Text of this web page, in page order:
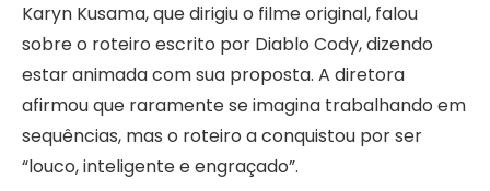
Karyn Kusama, que dirigiu o filme original, falou
sobre o roteiro escrito por Diablo Cody, dizendo
estar animada com sua proposta. A diretora
afirmou que raramente se imagina trabalhando em
sequências, mas o roteiro a conquistou por ser
“louco, inteligente e engraçado”.